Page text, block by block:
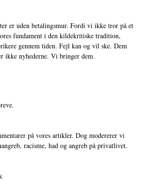
er uden betalingsmur. Fordi vi ikke tror på et
fundament i den kildekritiske tradition,
gennem tiden. Fejl kan og vil ske. Dem
ikke nyhederne. Vi bringer dem.
på vores artikler. Dog modererer vi
racisme, had og angreb på privatlivet.